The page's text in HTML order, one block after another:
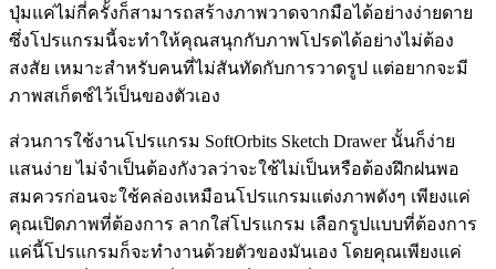
ปุ่มแค่ไม่กี่ครั้งก็สามารถสร้างภาพวาดจากมือได้อย่างง่ายดาย
ซึ่งโปรแกรมนี้จะทำให้คุณสนุกกับภาพโปรดได้อย่างไม่ต้อง
สงสัย เหมาะสำหรับคนที่ไม่สันทัดกับการวาดรูป แต่อยากจะมี
ภาพสเก็ตช์ไว้เป็นของตัวเอง
ส่วนการใช้งานโปรแกรม SoftOrbits Sketch Drawer นั้นก็ง่าย
แสนง่าย ไม่จำเป็นต้องกังวลว่าจะใช้ไม่เป็นหรือต้องฝึกฝนพอ
สมควรก่อนจะใช้คล่องเหมือนโปรแกรมแต่งภาพดังๆ เพียงแค่
คุณเปิดภาพที่ต้องการ ลากใส่โปรแกรม เลือกรูปแบบที่ต้องการ
แค่นี้โปรแกรมก็จะทำงานด้วยตัวของมันเอง โดยคุณเพียงแค่